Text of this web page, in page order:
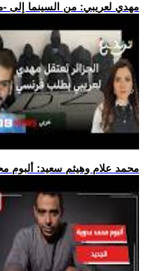
.. مهدي لعريبي: من السينما إلى
.. محمد علام وهيثم سعيد: ألبوم